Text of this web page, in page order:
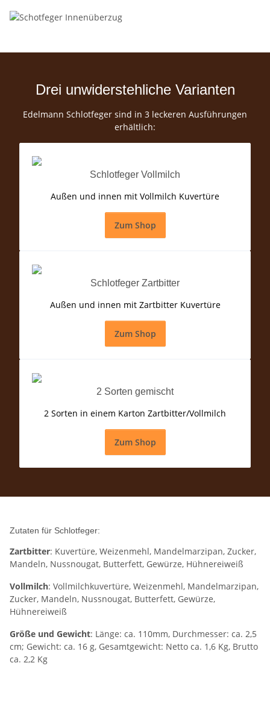
Drei unwiderstehliche Varianten
Edelmann Schlotfeger sind in 3 leckeren Ausführungen
erhältlich:
Schlotfeger Vollmilch
Außen und innen mit Vollmilch Kuvertüre
Zum Shop
Schlotfeger Zartbitter
Außen und innen mit Zartbitter Kuvertüre
Zum Shop
2 Sorten gemischt
2 Sorten in einem Karton Zartbitter/Vollmilch
Zum Shop
Zutaten für Schlotfeger:
Zartbitter: Kuvertüre, Weizenmehl, Mandelmarzipan, Zucker,
Mandeln, Nussnougat, Butterfett, Gewürze, Hühnereiweiß
Vollmilch: Vollmilchkuvertüre, Weizenmehl, Mandelmarzipan,
Zucker, Mandeln, Nussnougat, Butterfett, Gewürze,
Hühnereiweiß
Größe und Gewicht: Länge: ca. 110mm, Durchmesser: ca. 2,5
cm; Gewicht: ca. 16 g, Gesamtgewicht: Netto ca. 1,6 Kg, Brutto
ca. 2,2 Kg